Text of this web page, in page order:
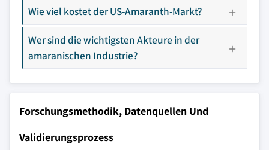
Wie viel kostet der US-Amaranth-Markt?
Wer sind die wichtigsten Akteure in der
amaranischen Industrie?
Forschungsmethodik, Datenquellen Und
Validierungsprozess